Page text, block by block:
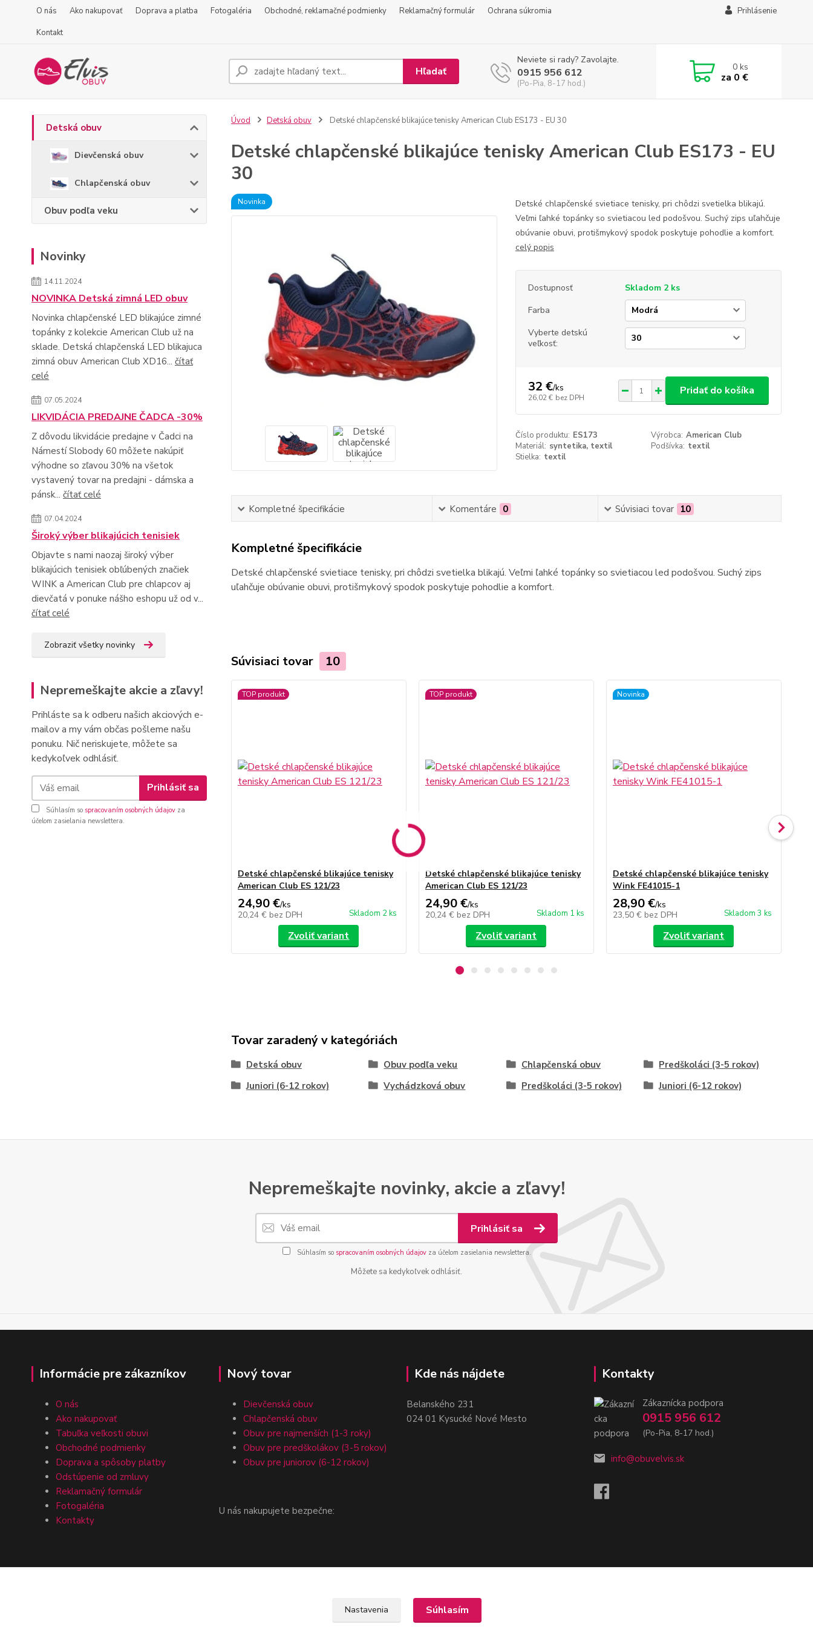
O nás Ako nakupovať Doprava a platba Fotogaléria Obchodné, reklamačné podmienky Reklamačný formulár
Ochrana súkromia
Kontakt
Prihlásenie
Hľadať
Neviete si rady? Zavolajte.
0915 956 612
(Po-Pia, 8-17 hod.)
0ks
za 0 €
Detská obuv
Dievčenská obuv
Chlapčenská obuv
Obuv podľa veku
Novinky
14.11.2024
NOVINKA Detská zimná LED obuv
Novinka chlapčenské LED blikajúce zimné
topánky z kolekcie American Club už na
sklade. Detská chlapčenská LED blikajuca
zimná obuv American Club XD16... čítať
celé
07.05.2024
LIKVIDÁCIA PREDAJNE ČADCA -30%
Z dôvodu likvidácie predajne v Čadci na
Námestí Slobody 60 môžete nakúpiť
výhodne so zľavou 30% na všetok
vystavený tovar na predajni - dámska a
pánsk... čítať celé
07.04.2024
Široký výber blikajúcich tenisiek
Objavte s nami naozaj široký výber
blikajúcich tenisiek obľúbených značiek
WINK a American Club pre chlapcov aj
dievčatá v ponuke nášho eshopu už od v...
čítať celé
Zobraziť všetky novinky
Nepremeškajte akcie a zľavy!
Prihláste sa k odberu našich akciových e-
mailov a my vám občas pošleme našu
ponuku. Nič neriskujete, môžete sa
kedykoľvek odhlásiť.
Prihlásiť sa
Súhlasím so spracovaním osobných údajov za
účelom zasielania newslettera.
Úvod Detská obuv Detské chlapčenské blikajúce tenisky American Club ES173 - EU 30
Detské chlapčenské blikajúce tenisky American Club ES173 - EU
30
Novinka
Detské chlapčenské svietiace tenisky, pri chôdzi svetielka blikajú.
Veľmi ľahké topánky so svietiacou led podošvou. Suchý zips uľahčuje
obúvanie obuvi, protišmykový spodok poskytuje pohodlie a komfort.
celý popis
Dostupnosť
Skladom 2 ks
Farba
Vyberte detskú
veľkosť:
32 €/ks
26,02 € bez DPH
Pridať do košíka
Číslo produktu: ES173 Výrobca: American Club
Materiál: syntetika, textil Podšívka: textil
Stielka: textil
Kompletné špecifikácie Komentáre 0 Súvisiaci tovar 10
Kompletné špecifikácie
Detské chlapčenské svietiace tenisky, pri chôdzi svetielka blikajú. Veľmi ľahké topánky so svietiacou led podošvou. Suchý zips
uľahčuje obúvanie obuvi, protišmykový spodok poskytuje pohodlie a komfort.
Súvisiaci tovar 10
TOP produkt
Detské chlapčenské blikajúce tenisky
American Club ES 121/23
24,90 €/ks
20,24 € bez DPH Skladom 2 ks
Zvoliť variant
TOP produkt
Detské chlapčenské blikajúce tenisky
American Club ES 121/23
24,90 €/ks
20,24 € bez DPH Skladom 1 ks
Zvoliť variant
Novinka
Detské chlapčenské blikajúce tenisky
Wink FE41015-1
28,90 €/ks
23,50 € bez DPH Skladom 3 ks
Zvoliť variant
Tovar zaradený v kategóriách
Detská obuv Obuv podľa veku Chlapčenská obuv
Predškoláci (3-5 rokov)
Juniori (6-12 rokov)
Vychádzková obuv Predškoláci (3-5 rokov) Juniori (6-12 rokov)
Nepremeškajte novinky, akcie a zľavy!
Prihlásiť sa
Súhlasím so spracovaním osobných údajovza účelom zasielania newslettera.
Môžete sa kedykoľvek odhlásiť.
Informácie pre zákazníkov
O nás
Ako nakupovať
Tabuľka veľkosti obuvi
Obchodné podmienky
Doprava a spôsoby platby
Odstúpenie od zmluvy
Reklamačný formulár
Fotogaléria
Kontakty
Nový tovar
Dievčenská obuv
Chlapčenská obuv
Obuv pre najmenších (1-3 roky)
Obuv pre predškolákov (3-5 rokov)
Obuv pre juniorov (6-12 rokov)
U nás nakupujete bezpečne:
Kde nás nájdete
Belanského 231
024 01 Kysucké Nové Mesto
Kontakty
Zákaznícka podpora
0915 956 612
(Po-Pia, 8-17 hod.)
info@obuvelvis.sk
Nastavenia Súhlasím